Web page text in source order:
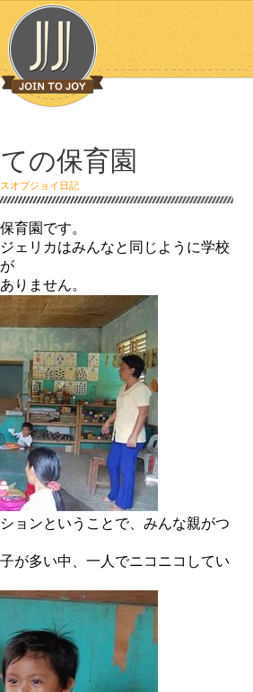
の保育園
オブジョイ日記
育園です。
ェリカはみんなと同じように学校
りません。
ョンということで、みんな親がつ
が多い中、一人でニコニコしてい